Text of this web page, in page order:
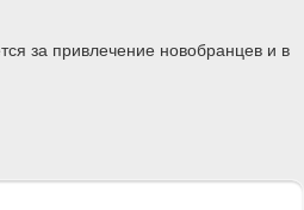
за привлечение новобранцев и в